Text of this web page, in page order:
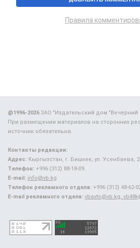
Правила
@1996-2026ЗАО "Издательский дом "Вечерний
При размещении материалов на сторонних
источник обязательна.
Контакты редакции:
Адрес: Кыргызстан, г. Бишкек, ул. Усенбаева, 2.
Телефон: +996 (312) 88-18-09.
E-mail: info@vb.kg
Телефон рекламного отдела: +996 (312) 48-62-
E-mail рекламного отдела: vbavto@vb.kg,